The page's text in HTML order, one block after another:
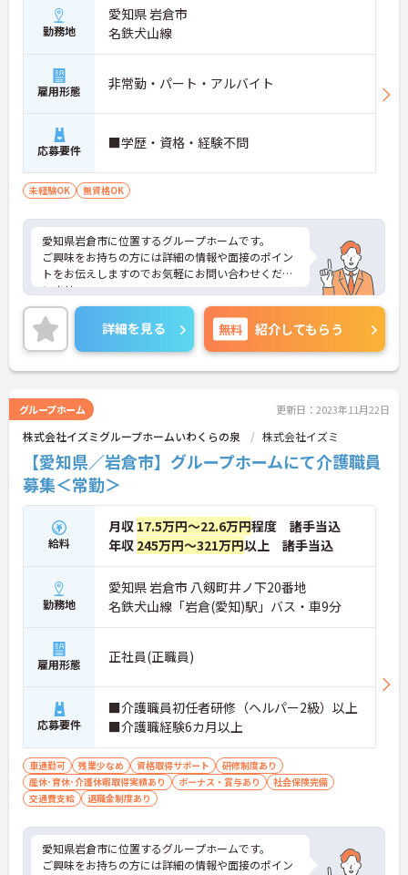
勤務地
愛知県 岩倉市
名鉄犬山線
雇用形態 非常勤・パート・アルバイト
応募要件 ■学歴・資格・経験不問
未経験OK 無資格OK
愛知県岩倉市に位置するグループホームです。
ご興味をお持ちの方には詳細の情報や面接のポイン
トをお伝えしますのでお気軽にお問い合わせくださ
いませ。
詳細を見る 無料 紹介してもらう
グループホーム 更新日：2023年11月22日
株式会社イズミグループホームいわくらの泉 株式会社イズミ
【愛知県／岩倉市】グループホームにて介護職員
募集＜常勤＞
給料
月収 17.5万円～22.6万円程度 諸手当込
年収 245万円～321万円以上 諸手当込
勤務地
愛知県 岩倉市 八剱町井ノ下20番地
名鉄犬山線「岩倉(愛知)駅」バス・車9分
雇用形態 正社員(正職員)
応募要件
■介護職員初任者研修（ヘルパー2級）以上
■介護職経験6カ月以上
車通勤可 残業少なめ 資格取得サポート
研修制度あり
産休･育休･介護休暇取得実績あり
ボーナス・賞与あり
社会保険完備
交通費支給
退職金制度あり
愛知県岩倉市に位置するグループホームです。
ご興味をお持ちの方には詳細の情報や面接のポイン